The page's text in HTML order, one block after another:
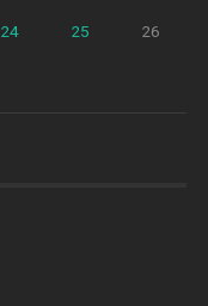
24 25 26